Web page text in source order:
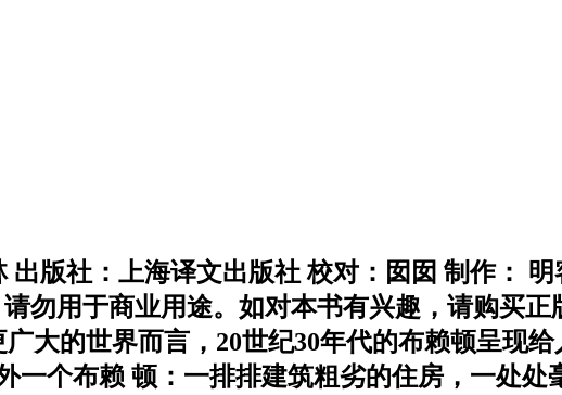
版社：上海译文出版社 校对：囡囡 制作： 明
勿用于商业用途。如对本书有兴趣，请购买
大的世界而言，20世纪30年代的布赖顿呈现
个布赖 顿：一排排建筑粗劣的住房，一处处